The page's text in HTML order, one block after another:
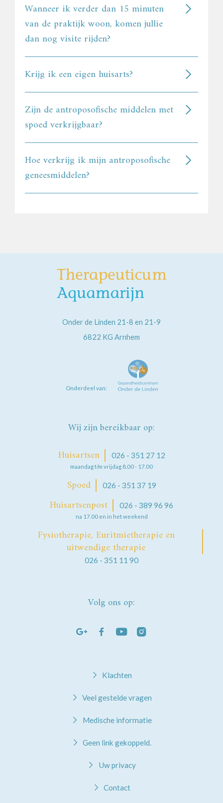
Wanneer ik verder dan 15 minuten
van de praktijk woon, komen jullie
dan nog visite rijden?
Krijg ik een eigen huisarts?
Zijn de antroposofische middelen met
spoed verkrijgbaar?
Hoe verkrijg ik mijn antroposofische
geneesmiddelen?
Onder de Linden 21-8 en 21-9
6822 KG Arnhem
Onderdeel van:
Wij zijn bereikbaar op:
Huisartsen 026 - 351 27 12
maandag t/m vrijdag 8.00 - 17.00
Spoed 026 - 351 37 19
Huisartsenpost 026 - 389 96 96
na 17.00 en in het weekend
Fysiotherapie, Euritmietherapie en
uitwendige therapie
026 - 351 11 90
Volg ons op:
Klachten
Veel gestelde vragen
Medische informatie
Geen link gekoppeld.
Uw privacy
Contact